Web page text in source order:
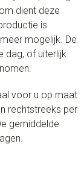
dient deze
is
mogelijk. De
dag, of uiterlijk
voor u op maat
rechtstreeks per
gemiddelde